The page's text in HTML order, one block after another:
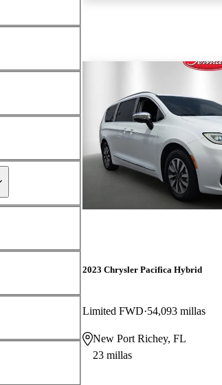
2023 Chrysler Pacifica Hybrid
Limited FWD 54,093 millas
New Port Richey, FL
23 millas